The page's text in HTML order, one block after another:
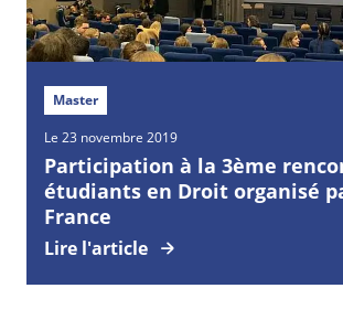
Master
Le 23 novembre 2019
Participation à la 3ème
étudiants en Droit organisé
France
Lire l'article